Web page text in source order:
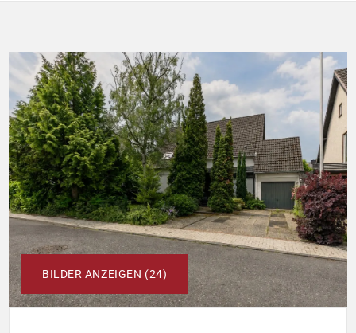
BILDER ANZEIGEN (24)